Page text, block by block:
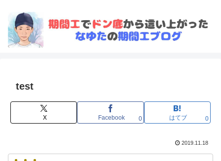
test
X Facebook 0 はてブ 0
2019.11.18